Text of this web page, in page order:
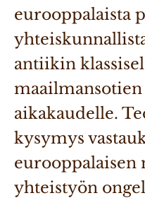
eurooppalaista
antiikin
maailmansotien
aikakaudelle.
kysymys
eurooppalaisen
yhteistyön